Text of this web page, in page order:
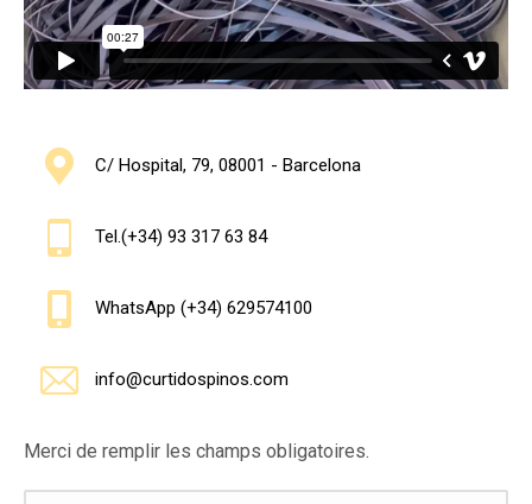
C/ Hospital, 79, 08001 - Barcelona
Tel.(+34) 93 317 63 84
WhatsApp (+34) 629574100
info@curtidospinos.com
Merci de remplir les champs obligatoires.